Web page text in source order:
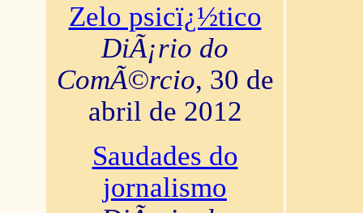
Zelo psicï¿½tico
DiÃ¡rio do
ComÃ©rcio, 30 de
abril de 2012
Saudades do
jornalismo